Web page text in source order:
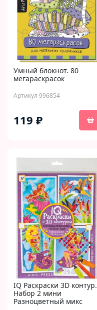
Умный блокнот. 80
мегараскрасок
Артикул 996854
119 ₽
IQ Раскраски 3D контур.
Набор 2 мини
Разноцветный микс